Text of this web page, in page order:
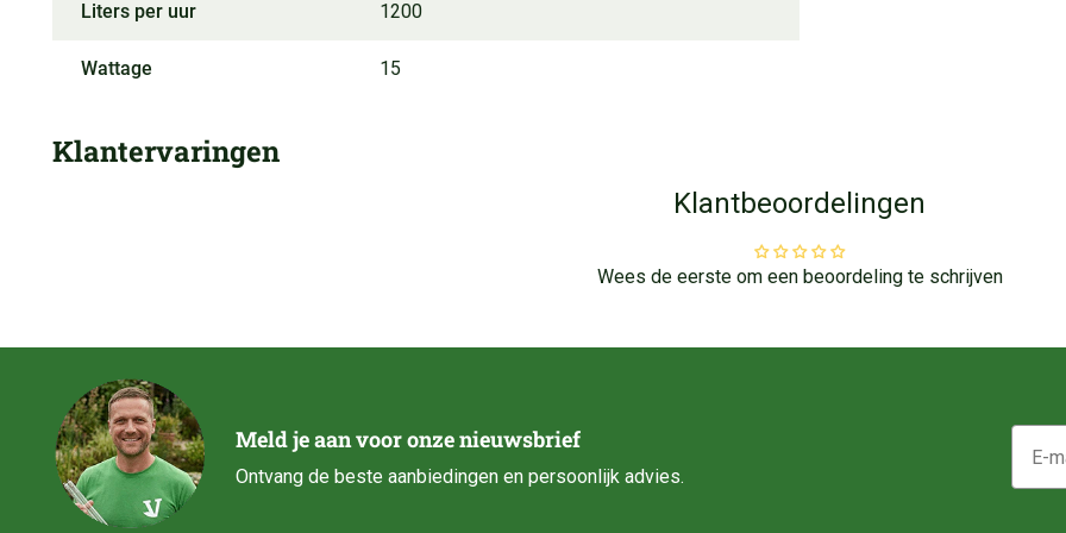
Liters per uur 1200
Wattage 15
Klantervaringen
Klantbeoordelingen
Wees de eerste om een beoordeling te schrijven
Meld je aan voor onze nieuwsbrief
Ontvang de beste aanbiedingen en persoonlijk advies.
E-mail